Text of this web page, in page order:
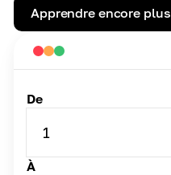
Apprendre encore plus
De
1
À